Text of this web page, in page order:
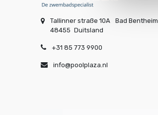
Tallinner straße 10A
Bad Bentheim
48455 Duitsland
+31 85 773 9900
info@poolplaza.nl